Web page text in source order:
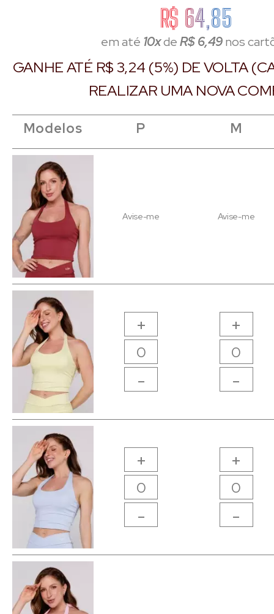
R$ 64,85
em até 10xdeR$ 6,49nos
GANHE ATÉ R$ 3,24 (5%) DE VOLTA
REALIZAR UMA NOVA
Modelos P M
Avise-me Avise-me
+
-
+
-
+
-
+
-
Modelos
Modelos
Modelos P M